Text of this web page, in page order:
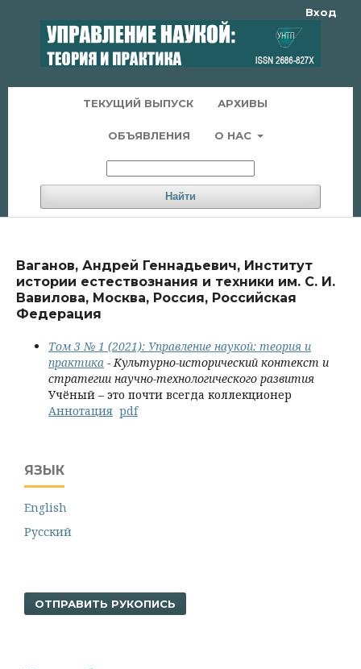
ТЕКУЩИЙ ВЫПУСК АРХИВЫ
ОБЪЯВЛЕНИЯ О НАС
Найти
Вход
Ваганов, Андрей Геннадьевич, Институт
истории естествознания и техники им. С. И.
Вавилова, Москва, Россия, Российская
Федерация
Том 3 № 1 (2021): Управление наукой: теория и
практика - Культурно-исторический контекст и
стратегии научно-технологического развития
Учёный – это почти всегда коллекционер
Аннотация pdf
ЯЗЫК
English
Русский
ОТПРАВИТЬ РУКОПИСЬ